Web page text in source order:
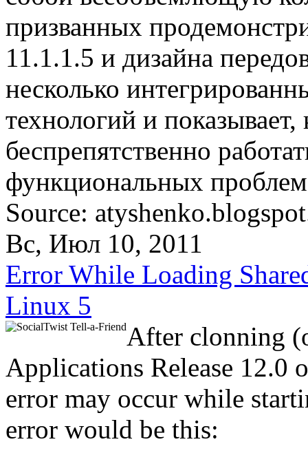
призванных
11.1.1.5 и дизайна
несколько
технологий и
беспрепятственно
функциональных
Source:
Вс, Июл 10, 2011
Error While Loading
Linux 5
After clonning
Applications Release 12.0
error may occur while
error would be this: